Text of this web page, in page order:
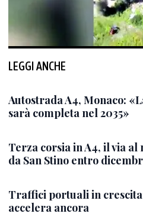
LEGGI ANCHE
Autostrada A4, Monaco:
sarà completa nel 2035»
Terza corsia in A4, il via al
da San Stino entro
Traffici portuali in
accelera ancora